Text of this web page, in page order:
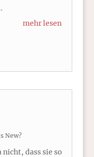
mehr lesen
New?
dass sie so